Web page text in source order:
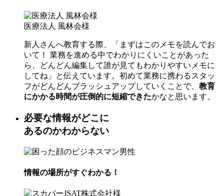
医療法人 風林会様
新人さんへ教育する際、「まずはこのメモを読んでお
いて！ 業務を進める中でわかりにくいことがあった
ら、どんどん編集して誰が見てもわかりやすいメモに
してね」と伝えています。初めて業務に携わるスタッ
フがどんどんブラッシュアップしていくことで、 教育
にかかる時間が圧倒的に短縮できたかなと思います。
必要な情報がどこに
あるのかわからない
情報の場所がすぐわかる！